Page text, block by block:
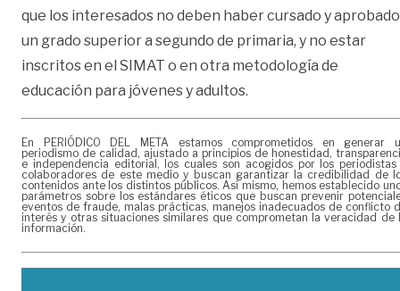
que los interesados no deben haber cursado y aprobado
un grado superior a segundo de primaria, y no estar
inscritos en el SIMAT o en otra metodología de
educación para jóvenes y adultos.
En PERIÓDICO DEL META estamos comprometidos en generar
periodismo de calidad, ajustado a principios de honestidad,
e independencia editorial, los cuales son acogidos por los periodistas
colaboradores de este medio y buscan garantizar la credibilidad de
contenidos ante los distintos públicos. Así mismo, hemos establecido
parámetros sobre los estándares éticos que buscan prevenir
eventos de fraude, malas prácticas, manejos inadecuados de conflicto
interés y otras situaciones similares que comprometan la veracidad de
información.